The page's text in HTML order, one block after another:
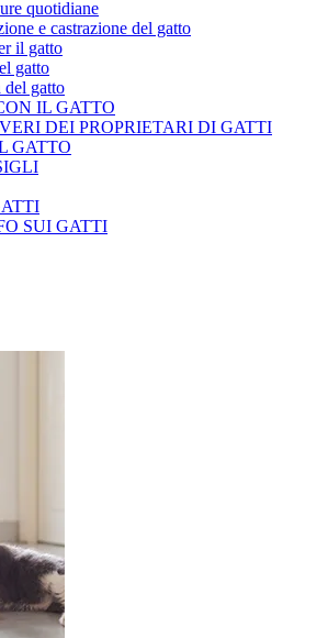
quotidiane
e castrazione del gatto
il gatto
gatto
del gatto
IL GATTO
DEI PROPRIETARI DI GATTI
GATTO
SUI GATTI